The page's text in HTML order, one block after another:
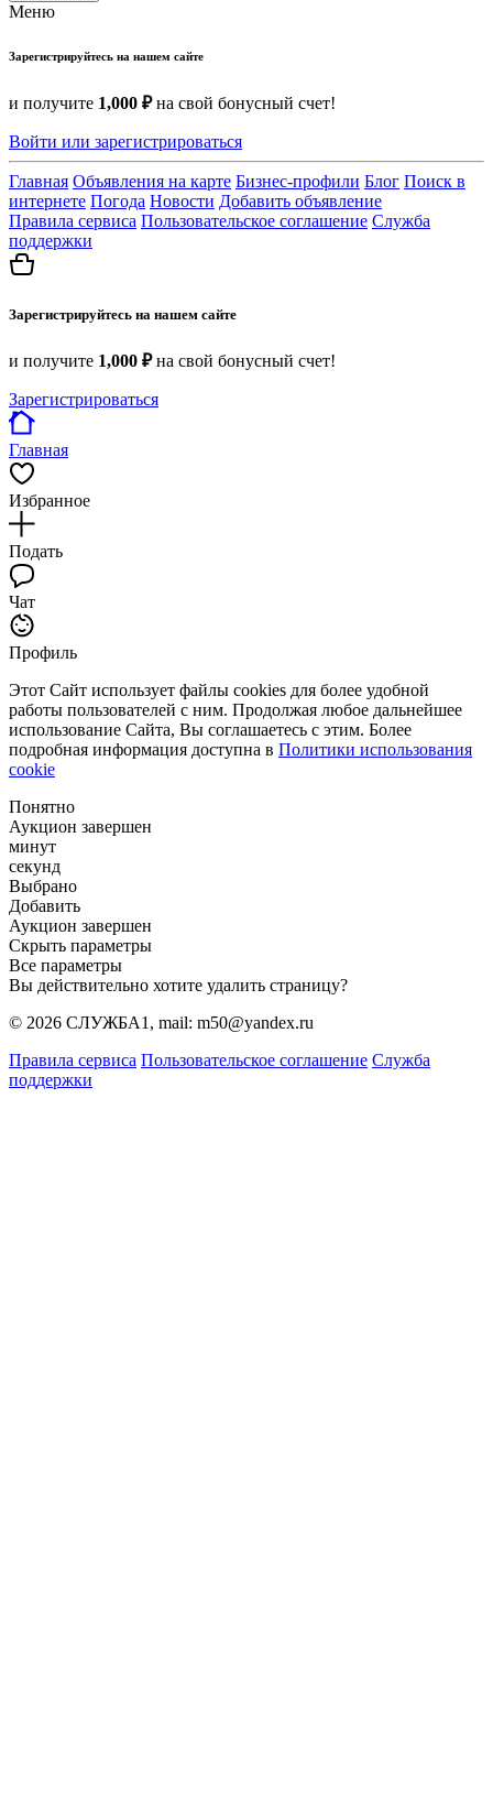
Меню
Зарегистрируйтесь на нашем сайте
и получите 1,000 ₽на свой бонусный счет!
Войти или зарегистрироваться
Главная Объявления на карте Бизнес-профили Блог Поиск в
интернете Погода Новости Добавить объявление
Правила сервиса Пользовательское соглашение Служба
поддержки
Зарегистрируйтесь на нашем сайте
и получите 1,000 ₽на свой бонусный счет!
Зарегистрироваться
Главная
Избранное
Подать
Чат
Профиль
Этот Сайт использует файлы cookies для более удобной
работы пользователей с ним. Продолжая любое дальнейшее
использование Сайта, Вы соглашаетесь с этим. Более
подробная информация доступна в Политики использования
cookie
Понятно
Аукцион завершен
минут
секунд
Выбрано
Добавить
Аукцион завершен
Скрыть параметры
Все параметры
Вы действительно хотите удалить страницу?
© 2026 СЛУЖБА1, mail: m50@yandex.ru
Правила сервиса Пользовательское соглашение Служба
поддержки